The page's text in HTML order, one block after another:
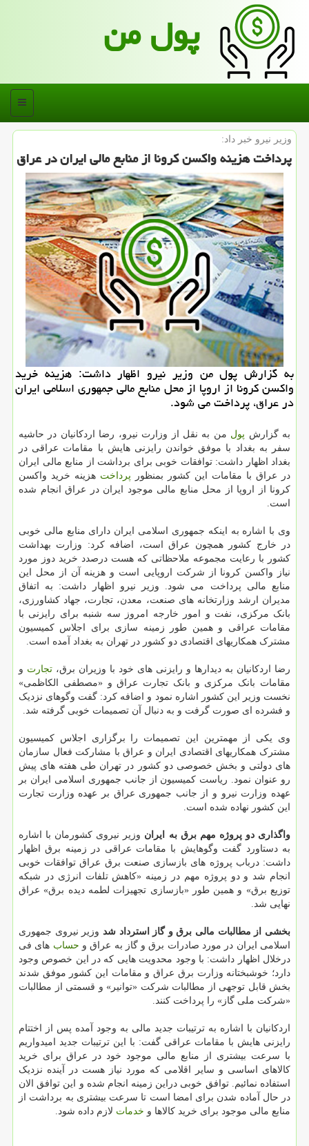
پول من
منو
وزیر نیرو خبر داد:
پرداخت هزینه واكسن كرونا از منابع مالی ایران در عراق
به گزارش پول من وزیر نیرو اظهار داشت: هزینه خرید
واکسن کرونا از اروپا از محل منابع مالی جمهوری اسلامی ایران
در عراق، پرداخت می شود.
به گزارش پول من به نقل از وزارت نیرو، رضا اردکانیان در حاشیه
سفر به بغداد با موفق خواندن رایزنی هایش با مقامات عراقی در
بغداد اظهار داشت: توافقات خوبی برای برداشت از منابع مالی ایران
در عراق با مقامات این کشور بمنظور پرداخت هزینه خرید واکسن
کرونا از اروپا از محل منابع مالی موجود ایران در عراق انجام شده
است.
وی با اشاره به اینکه جمهوری اسلامی ایران دارای منابع مالی خوبی
در خارج کشور همچون عراق است، اضافه کرد: وزارت بهداشت
کشور با رعایت مجموعه ملاحظاتی که هست درصدد خرید دوز مورد
نیاز واکسن کرونا از شرکت اروپایی است و هزینه آن از محل این
منابع مالی پرداخت می شود. وزیر نیرو اظهار داشت: به اتفاق
مدیران ارشد وزارتخانه های صنعت، معدن، تجارت، جهاد کشاورزی،
بانک مرکزی، نفت و امور خارجه امروز سه شنبه برای رایزنی با
مقامات عراقی و همین طور زمینه سازی برای اجلاس کمیسیون
مشترک همکاریهای اقتصادی دو کشور در تهران به بغداد آمده است.
رضا اردکانیان به دیدارها و رایزنی های خود با وزیران برق، تجارت و
مقامات بانک مرکزی و بانک تجارت عراق و «مصطفی الکاظمی»
نخست وزیر این کشور اشاره نمود و اضافه کرد: گفت وگوهای نزدیک
و فشرده ای صورت گرفت و به دنبال آن تصمیمات خوبی گرفته شد.
وی یکی از مهمترین این تصمیمات را برگزاری اجلاس کمیسیون
مشترک همکاریهای اقتصادی ایران و عراق با مشارکت فعال سازمان
های دولتی و بخش خصوصی دو کشور در تهران طی هفته های پیش
رو عنوان نمود. ریاست کمیسیون از جانب جمهوری اسلامی ایران بر
عهده وزارت نیرو و از جانب جمهوری عراق بر عهده وزارت تجارت
این کشور نهاده شده است.
واگذاری دو پروژه مهم برق به ایران وزیر نیروی کشورمان با اشاره
به دستاورد گفت وگوهایش با مقامات عراقی در زمینه برق اظهار
داشت: درباب پروژه های بازسازی صنعت برق عراق توافقات خوبی
انجام شد و دو پروژه مهم در زمینه «کاهش تلفات انرژی در شبکه
توزیع برق» و همین طور «بازسازی تجهیزات لطمه دیده برق» عراق
نهایی شد.
بخشی از مطالبات مالی برق و گاز استرداد شد وزیر نیروی جمهوری
اسلامی ایران در مورد صادرات برق و گاز به عراق و حساب های فی
درخلال اظهار داشت: با وجود محدویت هایی که در این خصوص وجود
دارد؛ خوشبختانه وزارت برق عراق و مقامات این کشور موفق شدند
بخش قابل توجهی از مطالبات شرکت «توانیر» و قسمتی از مطالبات
«شرکت ملی گاز» را پرداخت کنند.
اردکانیان با اشاره به ترتیبات جدید مالی به وجود آمده پس از اختتام
رایزنی هایش با مقامات عراقی گفت: با این ترتیبات جدید امیدواریم
با سرعت بیشتری از منابع مالی موجود خود در عراق برای خرید
کالاهای اساسی و سایر اقلامی که مورد نیاز هست در آینده نزدیک
استفاده نمائیم. توافق خوبی دراین زمینه انجام شده و این توافق الان
در حال آماده شدن برای امضا است تا سرعت بیشتری به برداشت از
منابع مالی موجود برای خرید کالاها و خدمات لازم داده شود.